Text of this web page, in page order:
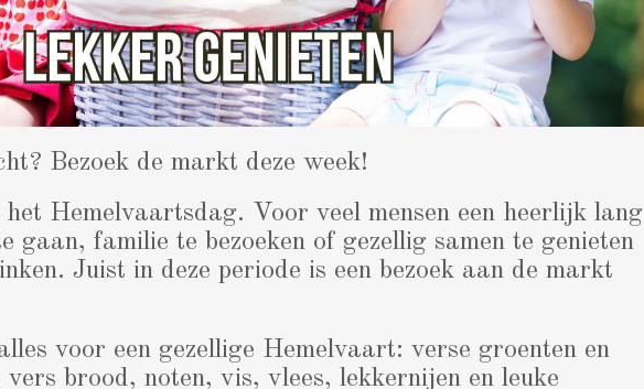
Bezoek de markt deze week!
het Hemelvaartsdag. Voor veel mensen een heerlijk lang
gaan, familie te bezoeken of gezellig samen te genieten
Juist in deze periode is een bezoek aan de markt
voor een gezellige Hemelvaart: verse groenten en
brood, noten, vis, vlees, lekkernijen en leuke